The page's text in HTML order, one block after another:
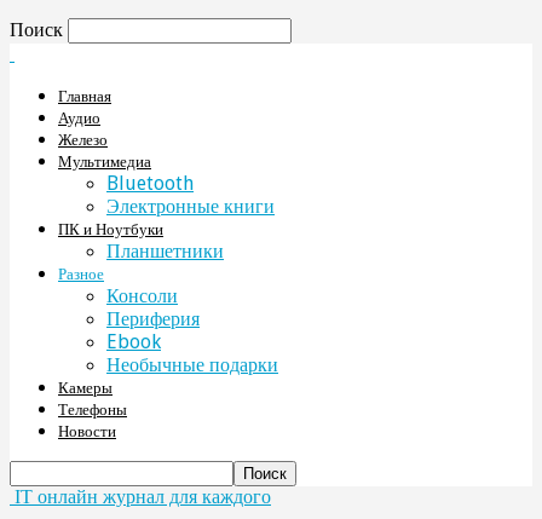
Поиск
Главная
Аудио
Железо
Мультимедиа
Bluetooth
Электронные книги
ПК и Ноутбуки
Планшетники
Разное
Консоли
Периферия
Ebook
Необычные подарки
Камеры
Телефоны
Новости
IT онлайн журнал для каждого